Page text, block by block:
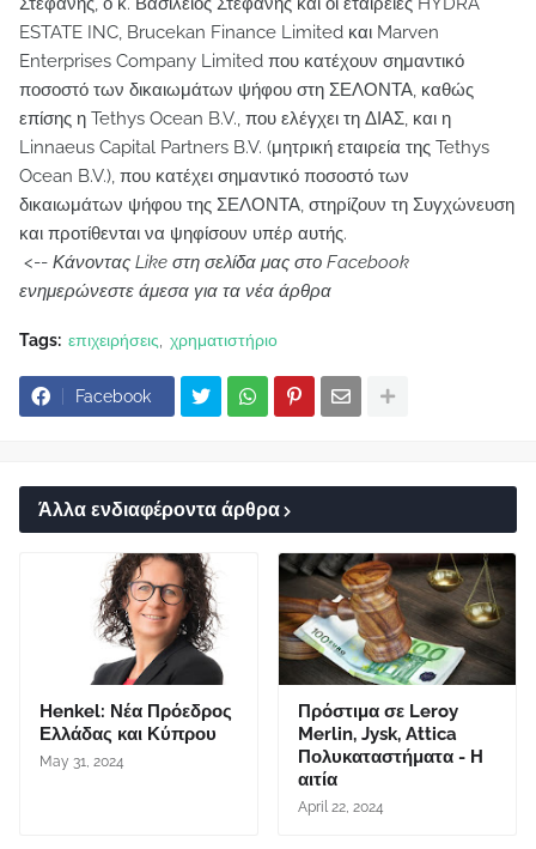
ESTATE INC, Brucekan Finance Limited και Marven
Enterprises Company Limited που κατέχουν σημαντικό
ποσοστό των δικαιωμάτων ψήφου στη ΣΕΛΟΝΤΑ, καθώς
επίσης η Tethys Ocean B.V., που ελέγχει τη ΔΙΑΣ, και η
Linnaeus Capital Partners B.V. (μητρική εταιρεία της Tethys
Ocean B.V.), που κατέχει σημαντικό ποσοστό των
δικαιωμάτων ψήφου της ΣΕΛΟΝΤΑ, στηρίζουν τη Συγχώνευση
και προτίθενται να ψηφίσουν υπέρ αυτής.
<-- Κάνοντας Like στη σελίδα μας στο Facebook
ενημερώνεστε άμεσα για τα νέα άρθρα
Tags: επιχειρήσεις χρηματιστήριο
Facebook
Άλλα ενδιαφέροντα άρθρα
Henkel: Νέα Πρόεδρος
Ελλάδας και Κύπρου
May 31, 2024
Πρόστιμα σε Leroy
Merlin, Jysk, Attica
Πολυκαταστήματα - Η
αιτία
April 22, 2024